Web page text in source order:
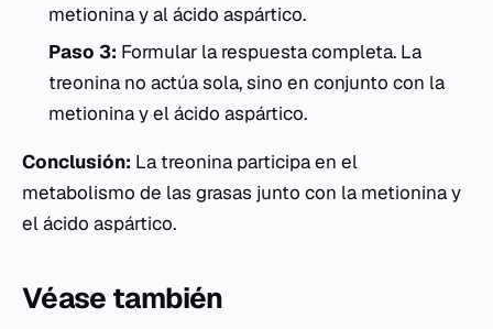
metioninay alácido aspártico.
Paso 3: Formular la respuesta completa. La
treonina no actúa sola, sino en conjunto con la
metionina y el ácido aspártico.
Conclusión: La treonina participa en el
metabolismo de las grasas junto con la metionina y
el ácido aspártico.
Véase también